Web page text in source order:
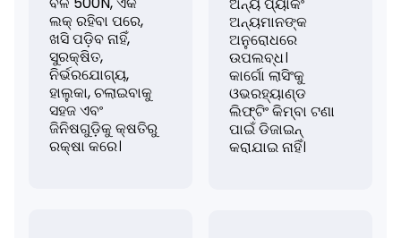
ଲକ୍ ରହିବା ପରେ,
ଖସି ପଡ଼ିବ ନାହିଁ,
ସୁରକ୍ଷିତ,
ନିର୍ଭରଯୋଗ୍ୟ,
ହାଲୁକା, ଚଲାଇବାକୁ
ସହଜ ଏବଂ
ଜିନିଷଗୁଡ଼ିକୁ କ୍ଷତିରୁ
ରକ୍ଷା କରେ।
ଅନ୍ୟମାନଙ୍କ
ଅନୁରୋଧରେ
ଉପଲବ୍ଧ।
କାର୍ଗୋ ଲାସିଂକୁ
ଓଭରହ୍ୟାଣ୍ଡ
ଲିଫ୍ଟିଂ କିମ୍ବା ଟଣା
ପାଇଁ ଡିଜାଇନ୍
କରାଯାଇ ନାହିଁ।